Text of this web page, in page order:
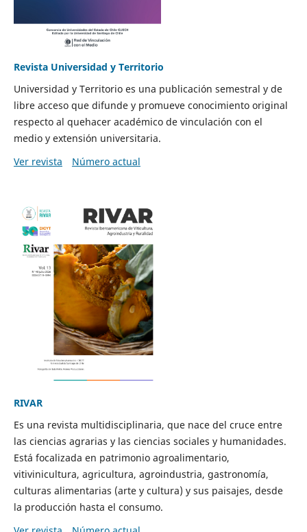
Revista Universidad y Territorio
Universidad y Territorio es una publicación semestral y de
libre acceso que difunde y promueve conocimiento original
respecto al quehacer académico de vinculación con el
medio y extensión universitaria.
Ver revista
Número actual
RIVAR
Es una revista multidisciplinaria, que nace del cruce entre
las ciencias agrarias y las ciencias sociales y humanidades.
Está focalizada en patrimonio agroalimentario,
vitivinicultura, agricultura, agroindustria, gastronomía,
culturas alimentarias (arte y cultura) y sus paisajes, desde
la producción hasta el consumo.